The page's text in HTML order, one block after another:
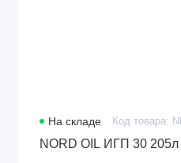
На складе Код товара:
NORD OIL ИГП 30 205л